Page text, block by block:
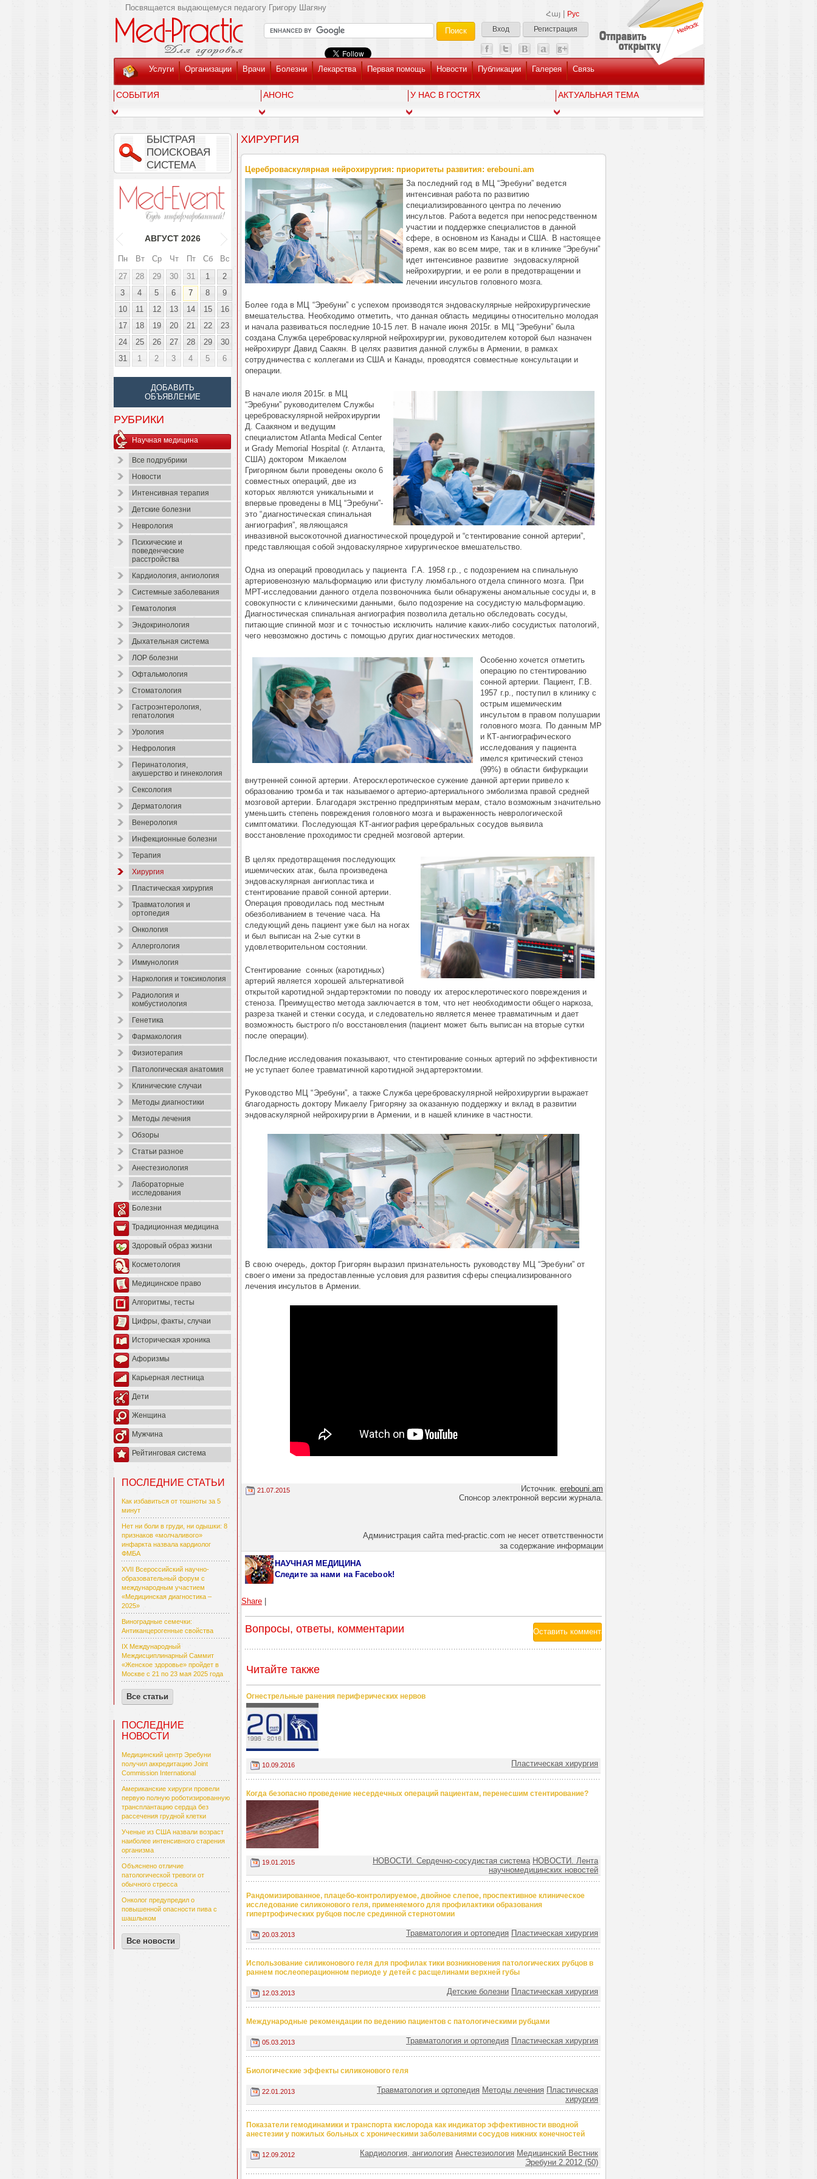
Հայ
Рус
Вход
Регистрация
Посвящается выдающемуся педагогу Григору Шагяну
Услуги Организации Врачи Болезни Лекарства Первая помощь Новости Публикации Галерея Связь
СОБЫТИЯ АНОНС У НАС В ГОСТЯХ AКТУАЛЬНАЯ ТЕМА
БЫСТРАЯ
ПОИСКОВАЯ
СИСТЕМА
АВГУСТ 2026
Пн Вт Ср Чт Пт Сб
Вс
27
28 29 30 31 1
2
3
4 5 6 7 8
9
10
11 12 13 14 15
16
17
18 19 20 21 22
23
24
25 26 27 28 29
30
31
1 2 3 4 5 6
ДОБАВИТЬ
ОБЪЯВЛЕНИЕ
РУБРИКИ
Научная медицина
Все подрубрики
Новости
Интенсивная терапия
Детские болезни
Неврология
Психические и
поведенческие
расстройства
Кардиология, ангиология
Системные заболевания
Гематология
Эндокринология
Дыхательная система
ЛОР болезни
Офтальмология
Стоматология
Гастроэнтерология,
гепатология
Урология
Нефрология
Перинатология,
акушерство и гинекология
Сексология
Дерматология
Венерология
Инфекционные болезни
Терапия
Хирургия
Пластическая хирургия
Травматология и
ортопедия
Онкология
Аллергология
Иммунология
Наркология и токсикология
Радиология и
комбустиология
Генетика
Фармакология
Физиотерапия
Патологическая анатомия
Клинические случаи
Методы диагностики
Методы лечения
Обзоры
Статьи разное
Анестезиология
Лабораторные
исследования
Болезни
Традиционная медицина
Здоровый образ жизни
Косметология
Медицинское право
Алгоритмы, тесты
Цифры, факты, случаи
Историческая хроника
Афоризмы
Карьерная лестница
Дети
Женщина
Мужчина
Рейтинговая система
ПОСЛЕДНИЕ СТАТЬИ
Как избавиться от тошноты за 5
минут
Нет ни боли в груди, ни одышки: 8
признаков «молчаливого»
инфаркта назвала кардиолог
ФМБА
XVII Всероссийский научно-
образовательный форум с
международным участием
«Медицинская диагностика –
2025»
Виноградные семечки:
Антиканцерогенные свойства
IX Международный
Междисциплинарный Саммит
«Женское здоровье» пройдет в
Москве с 21 по 23 мая 2025 года
Все статьи
ПОСЛЕДНИЕ
НОВОСТИ
Медицинский центр Эребуни
получил аккредитацию Joint
Commission International
Американские хирурги провели
первую полную роботизированную
трансплантацию сердца без
рассечения грудной клетки
Ученые из США назвали возраст
наиболее интенсивного старения
организма
Объяснено отличие
патологической тревоги от
обычного стресса
Онколог предупредил о
повышенной опасности пива с
шашлыком
Все новости
ХИРУРГИЯ
Цереброваскулярная нейрохирургия: приоритеты развития: erebouni.am
За последний год в МЦ “Эребуни” ведется
интенсивная работа по развитию
специализированного центра по лечению
инсультов. Работа ведется при непосредственном
участии и поддержке специалистов в данной
сфере, в основном из Канады и США. В настоящее
время, как во всем мире, так и в клинике “Эребуни”
идет интенсивное развитие эндоваскулярной
нейрохирургии, и ее роли в предотвращении и
лечении инсультов головного мозга.
Более года в МЦ “Эребуни” с успехом производятся эндоваскулярные нейрохирургические
вмешательства. Необходимо отметить, что данная область медицины относительно молодая
и начала развиваться последние 10-15 лет. В начале июня 2015г. в МЦ “Эребуни” была
создана Служба цереброваскулярной нейрохирургии, руководителем которой был назначен
нейрохирург Давид Саакян. В целях развития данной службы в Армении, в рамках
сотрудничества с коллегами из США и Канады, проводятся совместные консультации и
операции.
В начале июля 2015г. в МЦ
“Эребуни” руководителем Службы
цереброваскулярной нейрохирургии
Д. Саакяном и ведущим
специалистом Atlanta Medical Center
и Grady Memorial Hospital (г. Атланта,
США) доктором Микаелом
Григоряном были проведены около 6
совместных операций, две из
которых являются уникальными и
впервые проведены в МЦ “Эребуни”-
это “диагностическая спинальная
ангиография”, являющаяся
инвазивной высокоточной диагностической процедурой и “стентирование сонной артерии”,
представляющая собой эндоваскулярное хирургическое вмешательство.
Одна из операций проводилась у пациента Г.А. 1958 г.р., с подозрением на спинальную
артериовенозную мальформацию или фистулу люмбального отдела спинного мозга. При
МРТ-исследовании данного отдела позвоночника были обнаружены аномальные сосуды и, в
совокупности с клиническими данными, было подозрение на сосудистую мальформацию.
Диагностическая спинальная ангиография позволила детально обследовать сосуды,
питающие спинной мозг и с точностью исключить наличие каких-либо сосудистых патологий,
чего невозможно достичь с помощью других диагностических методов.
Особенно хочется отметить
операцию по стентированию
сонной артерии. Пациент, Г.В.
1957 г.р., поступил в клинику с
острым ишемическим
инсультом в правом полушарии
головного мозга. По данным МР
и КТ-ангиографического
исследования у пациента
имелся критический стеноз
(99%) в области бифуркации
внутренней сонной артерии. Атеросклеротическое сужение данной артерии привело к
образованию тромба и так называемого артерио-артериального эмболизма правой средней
мозговой артерии. Благодаря экстренно предпринятым мерам, стало возможным значительно
уменьшить степень повреждения головного мозга и выраженность неврологической
симптоматики. Последующая КТ-ангиография церебральных сосудов выявила
восстановление проходимости средней мозговой артерии.
В целях предотвращения последующих
ишемических атак, была произведена
эндоваскулярная ангиопластика и
стентирование правой сонной артерии.
Операция проводилась под местным
обезболиванием в течение часа. На
следующий день пациент уже был на ногах
и был выписан на 2-ые сутки в
удовлетворительном состоянии.
Стентирование сонных (каротидных)
артерий является хорошей альтернативой
открытой каротидной эндартерэктомии по поводу их атеросклеротического повреждения и
стеноза. Преимущество метода заключается в том, что нет необходимости общего наркоза,
разреза тканей и стенки сосуда, и следовательно является менее травматичным и дает
возможность быстрого п/о восстановления (пациент может быть выписан на вторые сутки
после операции).
Последние исследования показывают, что стентирование сонных артерий по эффективности
не уступает более травматичной каротидной эндартерэктомии.
Руководство МЦ “Эребуни”, а также Служба цереброваскулярной нейрохирургии выражает
благодарность доктору Микаелу Григоряну за оказанную поддержку и вклад в развитии
эндоваскулярной нейрохирургии в Армении, и в нашей клинике в частности.
В свою очередь, доктор Григорян выразил признательность руководству МЦ “Эребуни” от
своего имени за предоставленные условия для развития сферы специализированного
лечения инсультов в Армении.
21.07.2015 Источник. erebouni.am
Спонсор электронной версии журнала.
Администрация сайта med-practic.com не несет ответственности
за содержание информации
НАУЧНАЯ МЕДИЦИНА
Следите за нами на Facebook!
Share
Вопросы, ответы, комментарии
Читайте также
Огнестрельные ранения периферических нервов
10.09.2016 Пластическая хирургия
Когда безопасно проведение несердечных операций пациентам, перенесшим стентирование?
19.01.2015 НОВОСТИ. Сердечно-сосудистая система НОВОСТИ. Лента
научномедицинских новостей
Рандомизированное, плацебо-контролируемое, двойное слепое, проспективное клиническое
исследование силиконового геля, применяемого для профилактики образования
гипертрофических рубцов после срединной стернотомии
20.03.2013 Травматология и ортопедия Пластическая хирургия
Использование силиконового геля для профилак тики возникновения патологических рубцов в
раннем послеоперационном периоде у детей с расщелинами верхней губы
12.03.2013 Детские болезни Пластическая хирургия
Международные рекомендации по ведению пациентов с патологическими рубцами
05.03.2013 Травматология и ортопедия Пластическая хирургия
Биологические эффекты силиконового геля
22.01.2013 Травматология и ортопедия Методы лечения Пластическая
хирургия
Показатели гемодинамики и транспорта кислорода как индикатор эффективности вводной
анестезии у пожилых больных с хроническими заболеваниями сосудов нижних конечностей
12.09.2012 Кардиология, ангиология Анестезиология Медицинский Вестник
Эребуни 2.2012 (50)